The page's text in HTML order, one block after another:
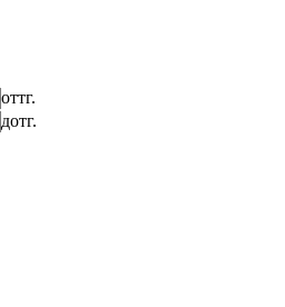
оттг.
дотг.